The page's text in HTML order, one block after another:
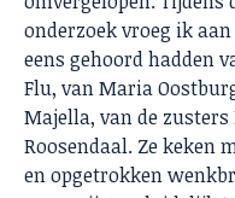
onderzoek vroeg ik
eens gehoord hadden
Flu, van Maria
Majella, van de
Roosendaal. Ze keken
en opgetrokken